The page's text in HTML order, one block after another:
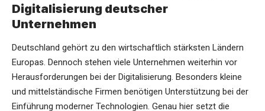
Digitalisierung deutscher
Unternehmen
Deutschland gehört zu den wirtschaftlich stärksten Ländern
Europas. Dennoch stehen viele Unternehmen weiterhin vor
Herausforderungen bei der Digitalisierung. Besonders kleine
und mittelständische Firmen benötigen Unterstützung bei der
Einführung moderner Technologien. Genau hier setzt die